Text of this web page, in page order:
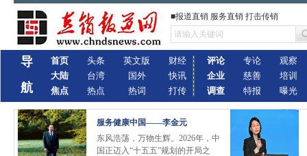
■报道直销 服务直销 打击传销
导
航
首页
大陆
焦点
头条
台湾
热点
英文版
国外
热词
财经
快讯
打传
评论
企业
调查
专论
慈善
特报
观察
培训
曝光
服务健康中国——李金元
东风浩荡，万物生辉。2026年，中
国正迈入“十五五”规划的开局之